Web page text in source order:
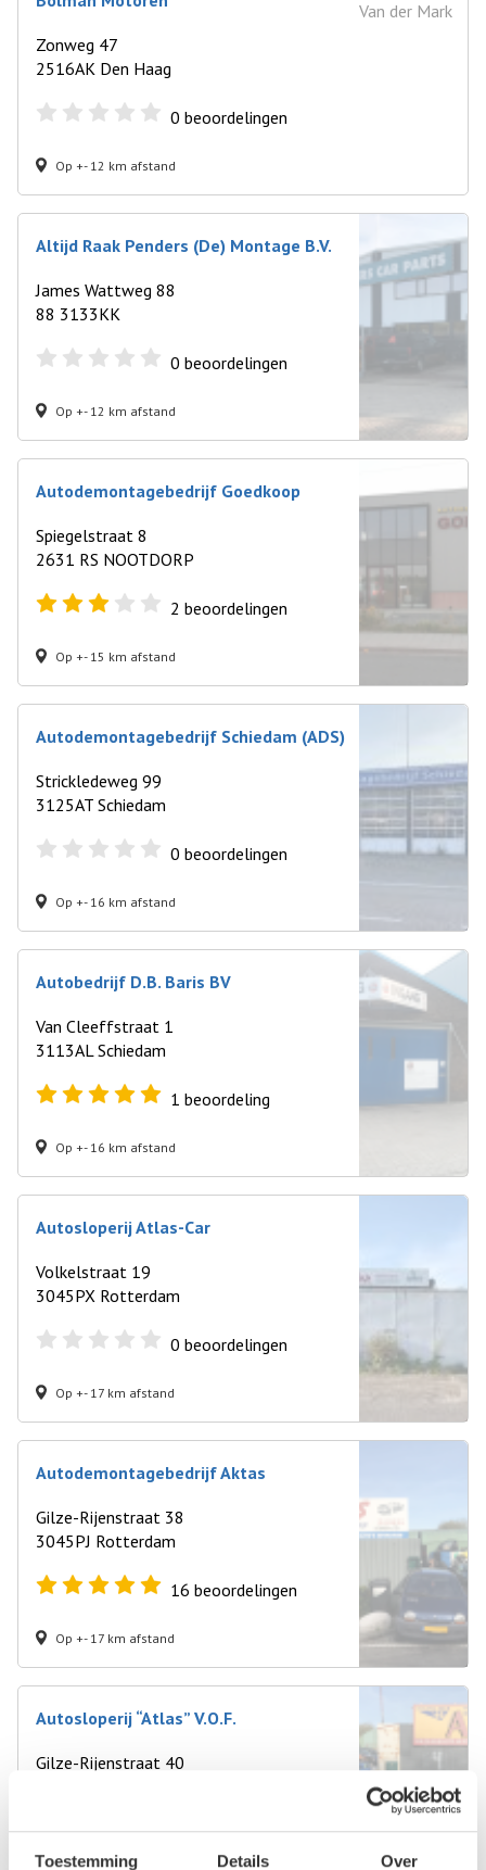
Toestemming Details Over
Zonweg 47
2516AK Den Haag
0 beoordelingen
Op +- 12 km afstand
Altijd Raak Penders (De) Montage B.V.
James Wattweg 88
88 3133KK
0 beoordelingen
Op +- 12 km afstand
Autodemontagebedrijf Goedkoop
Spiegelstraat 8
2631 RS NOOTDORP
2 beoordelingen
Op +- 15 km afstand
Autodemontagebedrijf Schiedam (ADS)
Strickledeweg 99
3125AT Schiedam
0 beoordelingen
Op +- 16 km afstand
Autobedrijf D.B. Baris BV
Van Cleeffstraat 1
3113AL Schiedam
1 beoordeling
Op +- 16 km afstand
Autosloperij Atlas-Car
Volkelstraat 19
3045PX Rotterdam
0 beoordelingen
Op +- 17 km afstand
Autodemontagebedrijf Aktas
Gilze-Rijenstraat 38
3045PJ Rotterdam
16 beoordelingen
Op +- 17 km afstand
Autosloperij “Atlas” V.O.F.
Gilze-Rijenstraat 40
8beoordelingen